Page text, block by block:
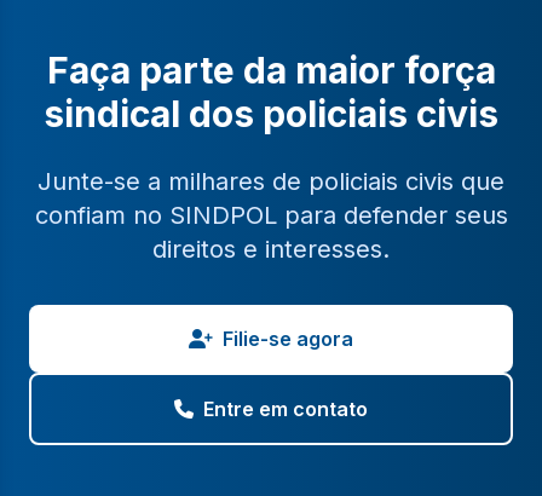
Faça parte da maior força
sindical dos policiais civis
Junte-se a milhares de policiais civis que
confiam no SINDPOL para defender seus
direitos e interesses.
Filie-se agora
Entre em contato